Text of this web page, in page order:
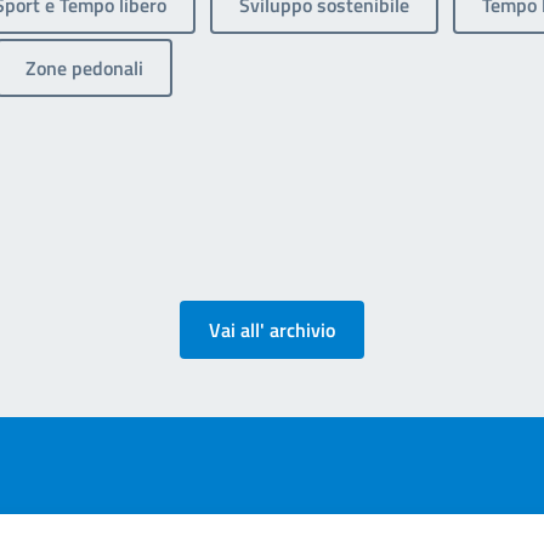
Zone pedonali
Vai all' archivio